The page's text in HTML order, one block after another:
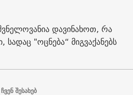
დავინახოთ, რა
სადაც "ოცნება“ მიგვაქანებს
ჩვენ შესახებ